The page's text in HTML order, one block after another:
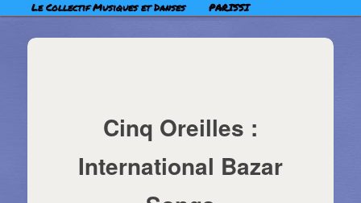
Le Collectif Musiques et Danses
PARISSI
Cinq Oreilles :
International Bazar